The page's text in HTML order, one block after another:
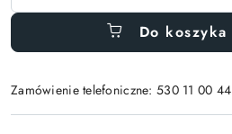
Do koszyka
Zamówienie telefoniczne: 530 11 00 44
Dostępność